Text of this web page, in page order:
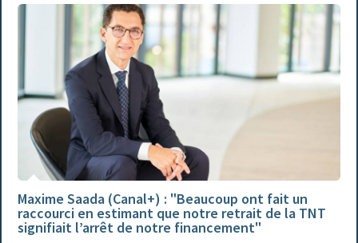
Maxime Saada (Canal+) : "Beaucoup ont fait un
raccourci en estimant que notre retrait de la TNT
signifiait l’arrêt de notre financement"